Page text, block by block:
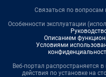
Связаться по вопросам
Особенности эксплуатации
Описанием
Условиями
Веб-портал распространяется
действия по установке на